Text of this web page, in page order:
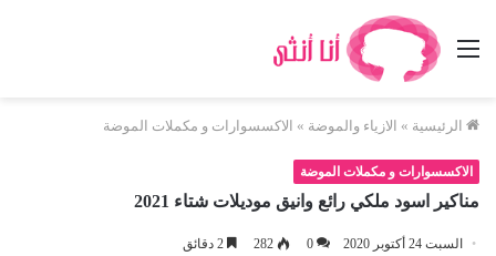
القائمة
الرئيسية » الازياء والموضة » الاكسسوارات و مكملات الموضة
الاكسسوارات و مكملات الموضة
مناكير اسود ملكي رائع وانيق موديلات شتاء 2021
السبت 24 أكتوبر 2020 0
282